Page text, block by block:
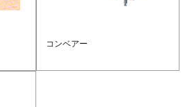
コンベアー